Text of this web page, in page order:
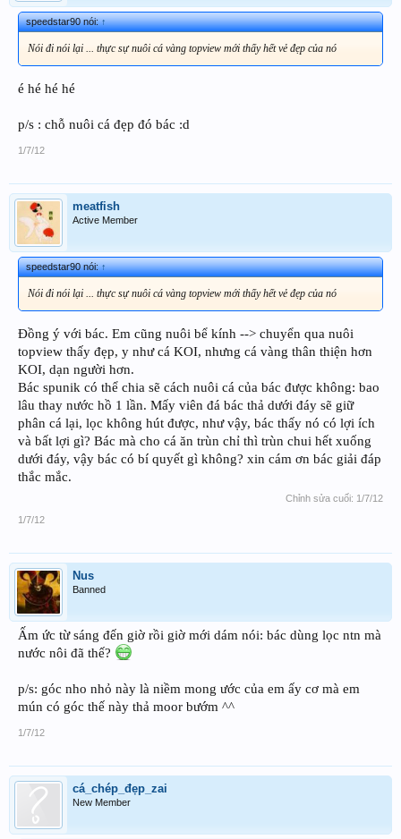
speedstar90 nói:↑
Nói đi nói lại ... thực sự nuôi cá vàng topview mới thấy hết vẻ đẹp của nó
é hé hé hé
p/s : chỗ nuôi cá đẹp đó bác :d
1/7/12
meatfish
Active Member
speedstar90 nói:↑
Nói đi nói lại ... thực sự nuôi cá vàng topview mới thấy hết vẻ đẹp của nó
Đồng ý với bác. Em cũng nuôi bể kính --> chuyển qua nuôi
topview thấy đẹp, y như cá KOI, nhưng cá vàng thân thiện hơn
KOI, dạn người hơn.
Bác spunik có thể chia sẽ cách nuôi cá của bác được không: bao
lâu thay nước hồ 1 lần. Mấy viên đá bác thả dưới đáy sẽ giữ
phân cá lại, lọc không hút được, như vậy, bác thấy nó có lợi ích
và bất lợi gì? Bác mà cho cá ăn trùn chỉ thì trùn chui hết xuống
dưới đáy, vậy bác có bí quyết gì không? xin cám ơn bác giải đáp
thắc mắc.
Chỉnh sửa cuối: 1/7/12
1/7/12
Nus
Banned
Ấm ức từ sáng đến giờ rồi giờ mới dám nói: bác dùng lọc ntn mà
nước nôi đã thế?
p/s: góc nho nhỏ này là niềm mong ước của em ấy cơ mà em
mún có góc thế này thả moor bướm ^^
1/7/12
cá_chép_đẹp_zai
New Member